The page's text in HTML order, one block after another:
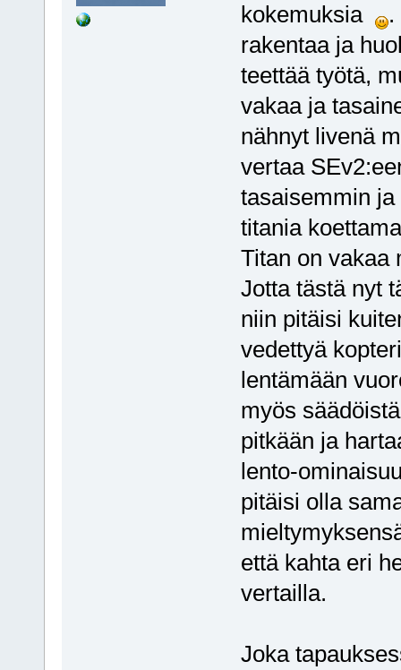
kokemuksia
.
rakentaa ja
teettää työtä,
vakaa ja
nähnyt livenä
vertaa
tasaisemmin
titania
Titan on vakaa
Jotta tästä nyt
niin pitäisi
vedettyä
lentämään
myös
pitkään ja
lento-
pitäisi olla
että kahta eri
vertailla.
Joka